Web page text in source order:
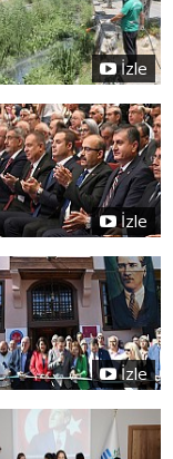
İzle
İzle
İzle